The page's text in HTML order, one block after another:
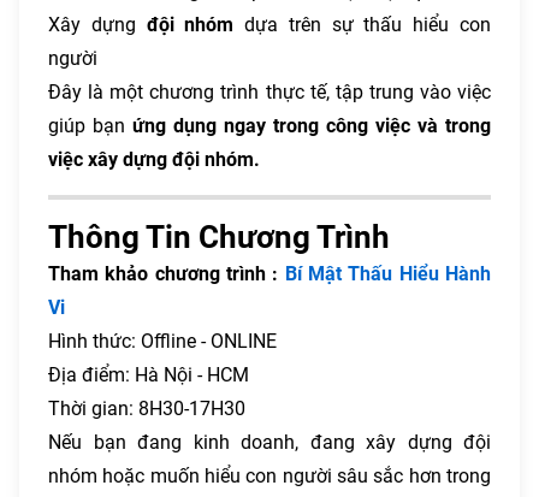
Xây dựng đội nhóm dựa trên sự thấu hiểu con
người
Đây là một chương trình thực tế, tập trung vào việc
giúp bạn ứng dụng ngay trong công việc và trong
việc xây dựng đội nhóm.
Thông Tin Chương Trình
Tham khảo chương trình : Bí Mật Thấu Hiểu Hành
Vi
Hình thức: Offline - ONLINE
Địa điểm: Hà Nội - HCM
Thời gian: 8H30-17H30
Nếu bạn đang kinh doanh, đang xây dựng đội
nhóm hoặc muốn hiểu con người sâu sắc hơn trong